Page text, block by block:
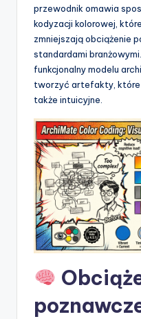
w
przewodnik omawia
kodyzacji kolorowej,
zmniejszają obciążenie
standardami
funkcjonalny modelu
tworzyć artefakty, które
także intuicyjne.